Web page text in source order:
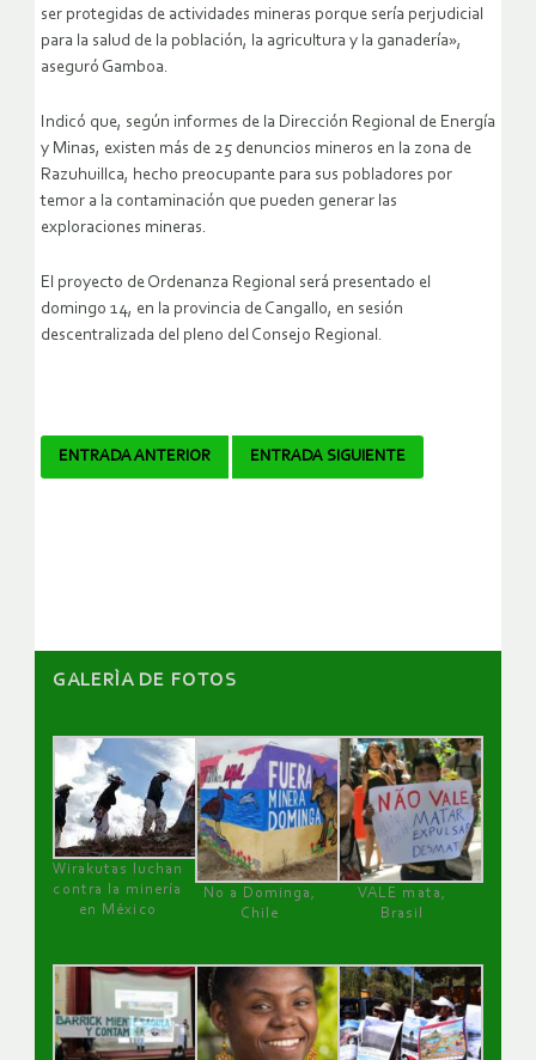
ser protegidas de actividades mineras porque sería perjudicial
para la salud de la población, la agricultura y la ganadería»,
aseguró Gamboa.
Indicó que, según informes de la Dirección Regional de Energía
y Minas, existen más de 25 denuncios mineros en la zona de
Razuhuillca, hecho preocupante para sus pobladores por
temor a la contaminación que pueden generar las
exploraciones mineras.
El proyecto de Ordenanza Regional será presentado el
domingo 14, en la provincia de Cangallo, en sesión
descentralizada del pleno del Consejo Regional.
Navegador
ENTRADA ANTERIOR ENTRADA SIGUIENTE
GALERÌA DE FOTOS
Wirakutas luchan
contra la minería
en México
No a Dominga,
Chile
VALE mata,
Brasil